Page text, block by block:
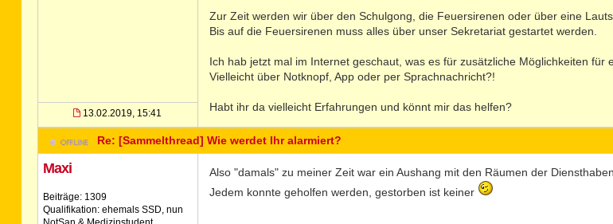
13.02.2019, 15:41
Zur Zeit werden wir über den Schulgong, die Feuersirenen oder über eine
Bis auf die Feuersirenen muss alles über unser Sekretariat gestartet werden.
Ich hab jetzt mal im Internet geschaut, was es für zusätzliche Möglichkeiten für
Vielleicht über Notknopf, App oder per Sprachnachricht?!
Habt ihr da vielleicht Erfahrungen und könnt mir das helfen?
Re: [Sammelthread] Wie werdet Ihr alarmiert?
Maxi
Beiträge: 1309
Qualifikation: ehemals SSD, nun
Also "damals" zu meiner Zeit war ein Aushang mit den Räumen der
Jedem konnte geholfen werden, gestorben ist keiner